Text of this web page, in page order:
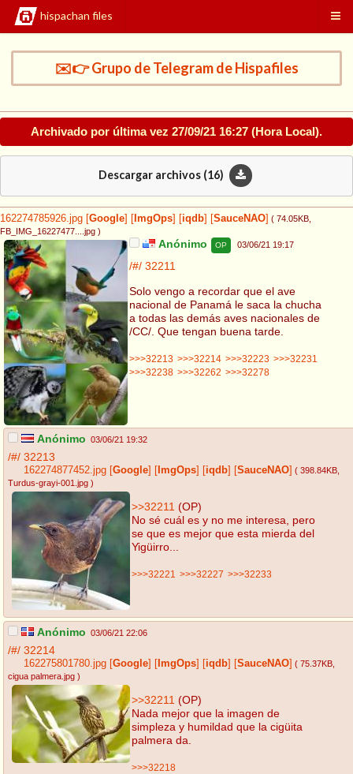
hispachan files
✉️👉 Grupo de Telegram de Hispafiles
Archivado por última vez 27/09/21 16:27 (Hora Local).
Descargar archivos (16)
162274785926.jpg Google ImgOps iqdb SauceNAO ( 74.05KB
FB_IMG_16227477....jpg )
Anónimo OP 03/06/21 19:17
/#/ 32211
Solo vengo a recordar que el ave
nacional de Panamá le saca la chucha
a todas las demás aves nacionales de
/CC/. Que tengan buena tarde.
>>>32213 >>>32214 >>>32223 >>>32231
>>>32238 >>>32262 >>>32278
Anónimo 03/06/21 19:32
/#/ 32213
162274877452.jpg Google ImgOps iqdb SauceNAO ( 398.84KB,
Turdus-grayi-001.jpg )
>>32211 (OP)
No sé cuál es y no me interesa, pero
se que es mejor que esta mierda del
Yigüirro...
>>>32221 >>>32227 >>>32233
Anónimo 03/06/21 22:06
/#/ 32214
162275801780.jpg Google ImgOps iqdb SauceNAO ( 75.37KB,
cigua palmera.jpg )
>>32211 (OP)
Nada mejor que la imagen de
simpleza y humildad que la cigüita
palmera da.
>>>32218